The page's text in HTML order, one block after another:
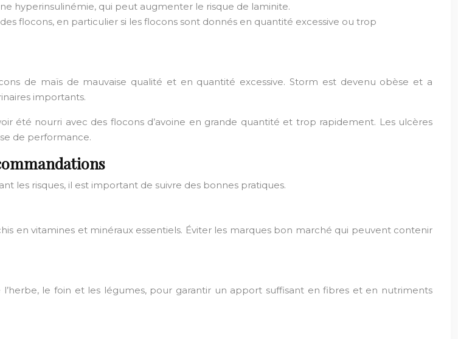
hyperinsulinémie, qui peut augmenter le risque de laminite.
flocons, en particulier si les flocons sont donnés en quantité excessive ou trop
de maïs de mauvaise qualité et en quantité excessive. Storm est devenu obèse et a
importants.
été nourri avec des flocons d’avoine en grande quantité et trop rapidement. Les ulcères
de performance.
les risques, il est important de suivre des bonnes pratiques.
en vitamines et minéraux essentiels. Éviter les marques bon marché qui peuvent contenir
le foin et les légumes, pour garantir un apport suffisant en fibres et en nutriments